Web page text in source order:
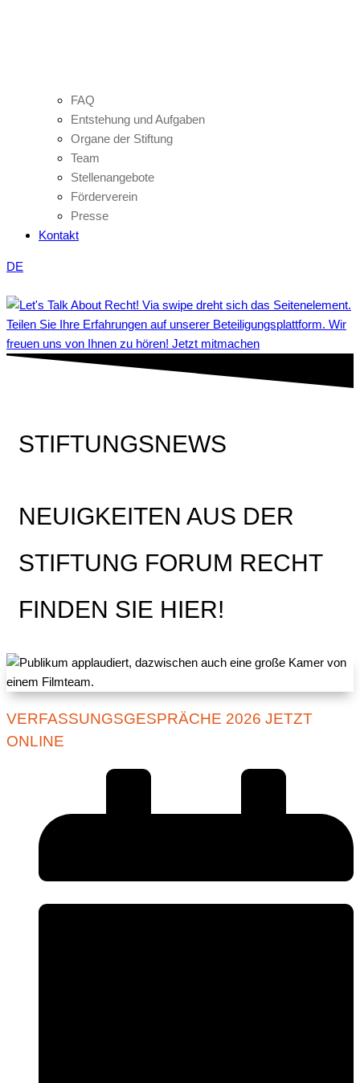
FAQ
Entstehung und Aufgaben
Organe der Stiftung
Team
Stellenangebote
Förderverein
Presse
Kontakt
DE
Teilen Sie Ihre Erfahrungen auf unserer Beteiligungsplattform. Wir
freuen uns von Ihnen zu hören! Jetzt mitmachen
STIFTUNGSNEWS
NEUIGKEITEN AUS DER
STIFTUNG FORUM RECHT
FINDEN SIE HIER!
VERFASSUNGSGESPRÄCHE 2026 JETZT
ONLINE